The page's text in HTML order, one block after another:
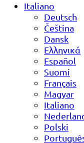
Italiano
Deutsch
Čeština
Dansk
Ελληνικά
Español
Suomi
Français
Magyar
Italiano
Polski